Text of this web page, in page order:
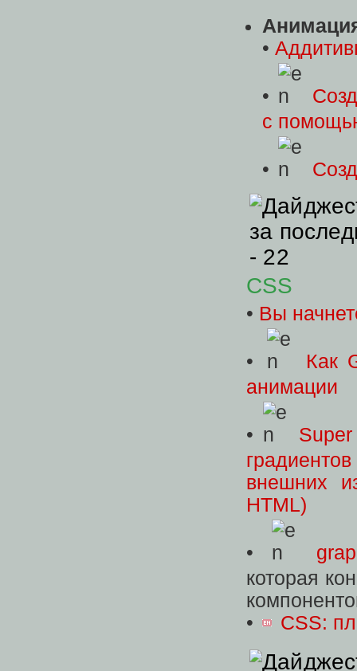
•
•
с
•
CSS
• Вы
•
Как
анимации
•
внешних
HTML)
•
которая
•
CSS: